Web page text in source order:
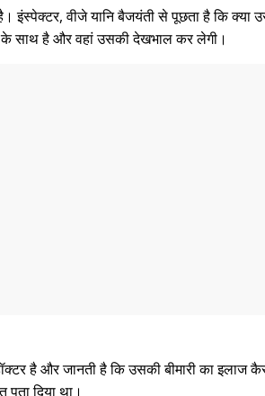
वीजे यानि बैजयंती से पूछता है कि क्या
साथ है और वहां उसकी देखभाल कर लेगी।
है और जानती है कि उसकी बीमारी का
दिया था।